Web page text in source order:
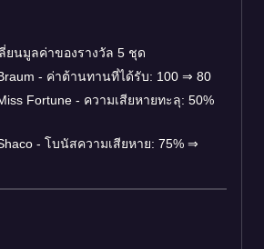
ยนมูลค่าของรางวัล 5 ชุด
- ค่าต้านทานที่ได้รับ: 100 ⇒ 80
Fortune - ความเสียหายทะลุ: 50%
- โบนัสความเสียหาย: 75% ⇒